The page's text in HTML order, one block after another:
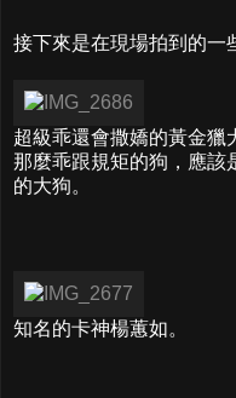
接下來是在現場拍到的一
超級乖還會撒嬌的黃金獵
那麼乖跟規矩的狗，應該
的大狗。
知名的卡神楊蕙如。